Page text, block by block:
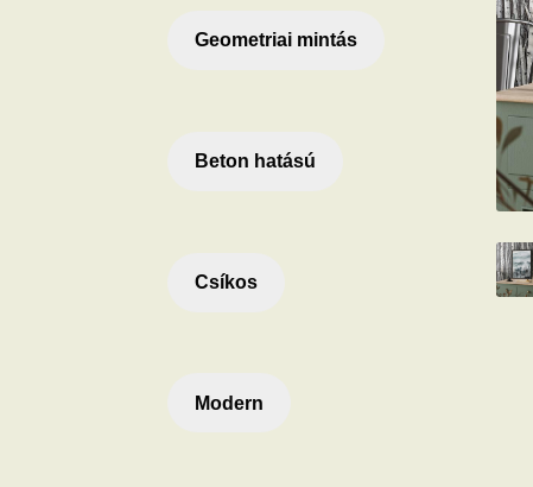
Geometriai mintás
Beton hatású
Csíkos
Modern